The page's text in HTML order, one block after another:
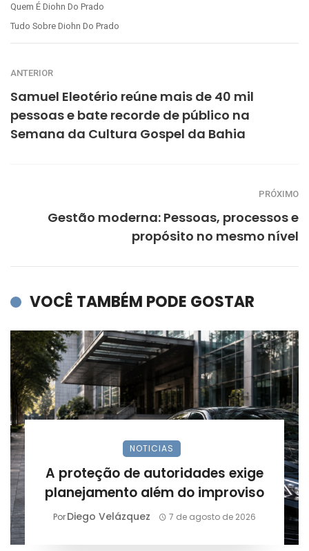
Quem É Diohn Do Prado
Tudo Sobre Diohn Do Prado
ANTERIOR
Samuel Eleotério reúne mais de 40 mil
pessoas e bate recorde de público na
Semana da Cultura Gospel da Bahia
PRÓXIMO
Gestão moderna: Pessoas, processos e
propósito no mesmo nível
VOCÊ TAMBÉM PODE GOSTAR
NOTICIAS
A proteção de autoridades exige
planejamento além do improviso
PorDiego Velázquez 7 de agosto de 2026